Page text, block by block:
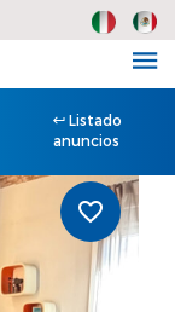
Listado
anuncios